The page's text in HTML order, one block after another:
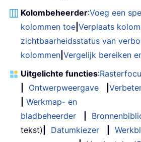
Kolombeheerder:Voeg een
kolommen toe Verplaats
zichtbaarheidsstatus van
kolommen Vergelijk bereiken
Uitgelichte functies:
Ontwerpweergave
Werkmap- en
bladbeheerder
tekst)
Datumkiezer